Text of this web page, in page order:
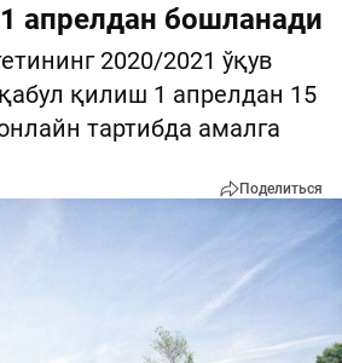
апрелдан бошланади
2020/2021 ўқув
қилиш 1 апрелдан 15
тартибда амалга
Поделиться